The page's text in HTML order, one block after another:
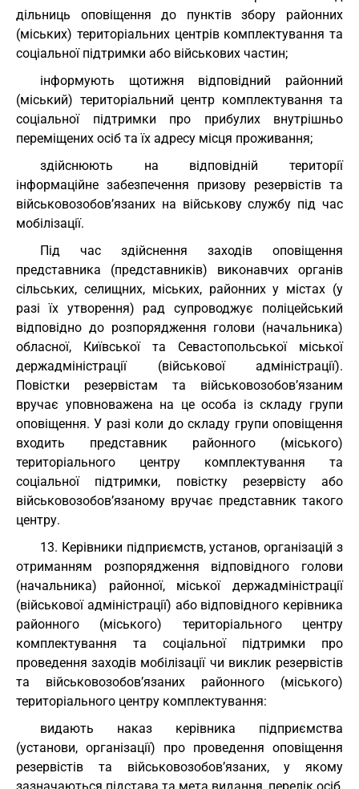
дільниць оповіщення до пунктів збору районних
(міських) територіальних центрів комплектування та
соціальної підтримки або військових частин;
інформують щотижня відповідний районний
(міський) територіальний центр комплектування та
соціальної підтримки про прибулих внутрішньо
переміщених осіб та їх адресу місця проживання;
здійснюють на відповідній території
інформаційне забезпечення призову резервістів та
військовозобов’язаних на військову службу під час
мобілізації.
Під час здійснення заходів оповіщення
представника (представників) виконавчих органів
сільських, селищних, міських, районних у містах (у
разі їх утворення) рад супроводжує поліцейський
відповідно до розпорядження голови (начальника)
обласної, Київської та Севастопольської міської
держадміністрації (військової адміністрації).
Повістки резервістам та військовозобов’язаним
вручає уповноважена на це особа із складу групи
оповіщення. У разі коли до складу групи оповіщення
входить представник районного (міського)
територіального центру комплектування та
соціальної підтримки, повістку резервісту або
військовозобов’язаному вручає представник такого
центру.
13. Керівники підприємств, установ, організацій з
отриманням розпорядження відповідного голови
(начальника) районної, міської держадміністрації
(військової адміністрації) або відповідного керівника
районного (міського) територіального центру
комплектування та соціальної підтримки про
проведення заходів мобілізації чи виклик резервістів
та військовозобов’язаних районного (міського)
територіального центру комплектування:
видають наказ керівника підприємства
(установи, організації) про проведення оповіщення
резервістів та військовозобов’язаних, у якому